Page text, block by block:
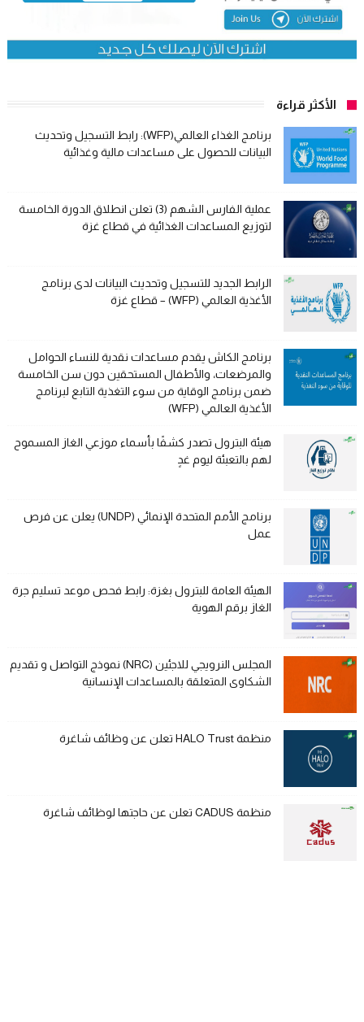
الأكثر قراءة
برنامج الغذاء العالمي(WFP): رابط التسجيل وتحديث
البيانات للحصول على مساعدات مالية وغذائية
عملية الفارس الشهم (3) تعلن انطلاق الدورة الخامسة
لتوزيع المساعدات الغذائية في قطاع غزة
الرابط الجديد للتسجيل وتحديث البيانات لدى برنامج
الأغذية العالمي (WFP) – قطاع غزة
برنامج الكاش يقدم مساعدات نقدية للنساء الحوامل
والمرضعات، والأطفال المستحقين دون سن الخامسة
ضمن برنامج الوقاية من سوء التغذية التابع لبرنامج
الأغذية العالمي (WFP)
هيئة البترول تصدر كشفًا بأسماء موزعي الغاز المسموح
لهم بالتعبئة ليوم غدٍ
برنامج الأمم المتحدة الإنمائي (UNDP) يعلن عن فرص
عمل
الهيئة العامة للبترول بغزة: رابط فحص موعد تسليم جرة
الغاز برقم الهوية
المجلس النرويجي للاجئين (NRC) نموذج التواصل و تقديم
الشكاوى المتعلقة بالمساعدات الإنسانية
منظمة HALO Trust تعلن عن وظائف شاغرة
منظمة CADUS تعلن عن حاجتها لوظائف شاغرة